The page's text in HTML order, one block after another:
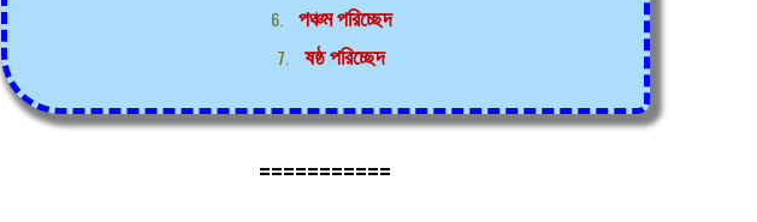
পঞ্চম পরিচ্ছেদ
ষষ্ঠ পরিচ্ছেদ
===========